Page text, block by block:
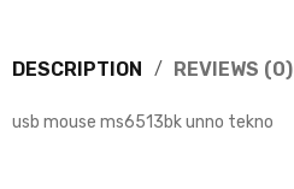
DESCRIPTION REVIEWS (0)
usb mouse ms6513bk unno tekno